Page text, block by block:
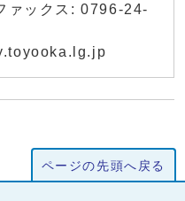
ァックス: 0796-24-
ページの先頭へ戻る